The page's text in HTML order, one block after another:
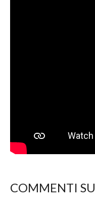
COMMENTI